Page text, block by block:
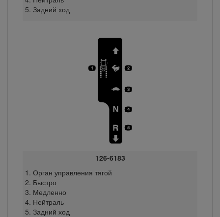
Задний ход
126-6183
Орган управления тягой
Быстро
Медленно
Нейтраль
Задний ход